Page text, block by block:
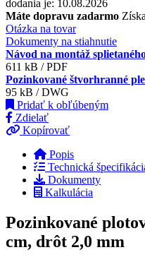
dodania je: 10.08.2026
Máte dopravu zadarmo
Otázka na tovar
Dokumenty na stiahnutie
Návod na montáž
611 kB / PDF
Pozinkované štvorhranné
95 kB / DWG
Pridať k obľúbeným
Zdielať
Kopírovať
Popis
Technická
Dokumenty
Kalkulácia
Pozinkované
cm, drôt 2,0 mm